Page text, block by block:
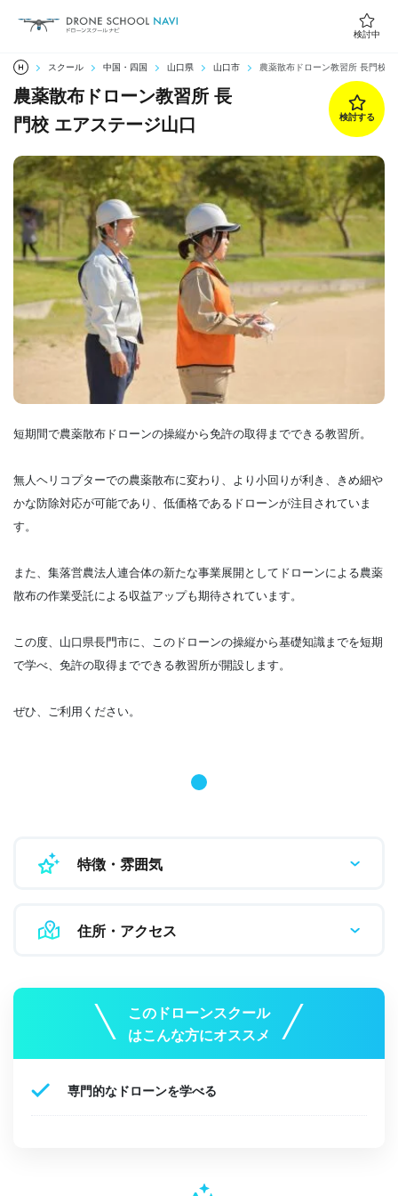
検討中
スクール 中国・四国 山口県 山口市 農薬散布ドローン教習所 長門校
農薬散布ドローン教習所 長
門校 エアステージ山口
検討する
短期間で農薬散布ドローンの操縦から免許の取得までできる教習所。
無人ヘリコプターでの農薬散布に変わり、より小回りが利き、きめ細や
かな防除対応が可能であり、低価格であるドローンが注目されていま
す。
また、集落営農法人連合体の新たな事業展開としてドローンによる農薬
散布の作業受託による収益アップも期待されています。
この度、山口県長門市に、このドローンの操縦から基礎知識までを短期
で学べ、免許の取得までできる教習所が開設します。
ぜひ、ご利用ください。
特徴・雰囲気
住所・アクセス
このドローンスクール
はこんな方にオススメ
専門的なドローンを学べる